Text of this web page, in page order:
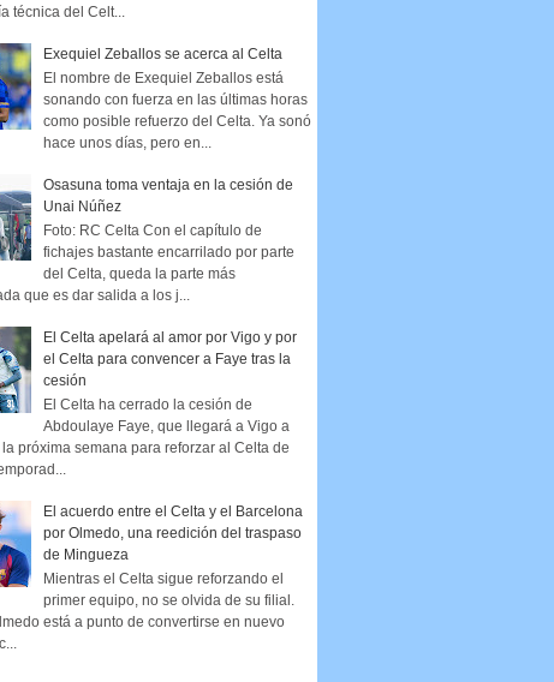
técnica del Celt...
Exequiel Zeballos se acerca al Celta
El nombre de Exequiel Zeballos está
sonando con fuerza en las últimas horas
como posible refuerzo del Celta. Ya sonó
hace unos días, pero en...
Osasuna toma ventaja en la cesión de
Unai Núñez
Foto: RC Celta Con el capítulo de
fichajes bastante encarrilado por parte
del Celta, queda la parte más
que es dar salida a los j...
El Celta apelará al amor por Vigo y por
el Celta para convencer a Faye tras la
cesión
El Celta ha cerrado la cesión de
Abdoulaye Faye, que llegará a Vigo a
próxima semana para reforzar al Celta de
El acuerdo entre el Celta y el Barcelona
por Olmedo, una reedición del traspaso
de Mingueza
Mientras el Celta sigue reforzando el
primer equipo, no se olvida de su filial.
está a punto de convertirse en nuevo